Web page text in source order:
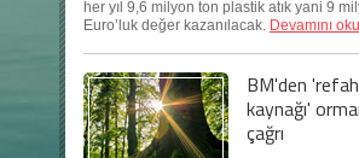
her yıl 9,6 milyon ton plastik atık yani 9
Euro’luk değer kazanılacak. Devamını oku
BM'den 'refah
kaynağı'
çağrı